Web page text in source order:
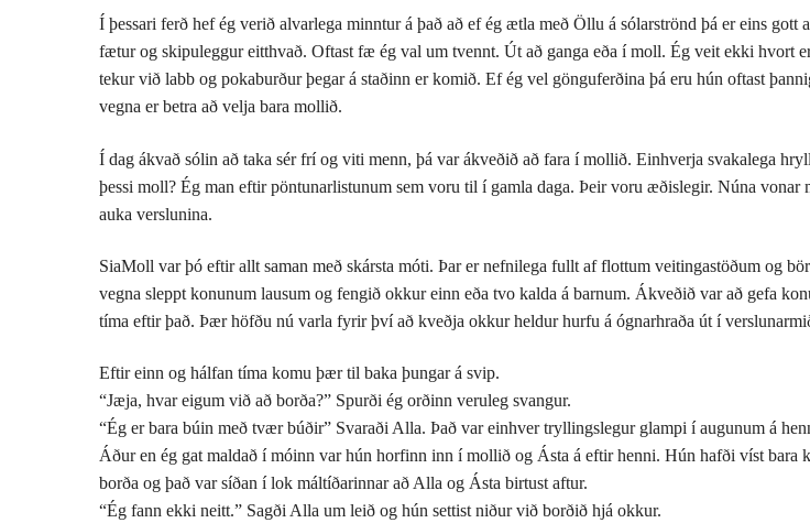
Í þessari ferð hef ég verið alvarlega minntur á það að ef ég ætla með Öllu á sólarströnd þá er eins
fætur og skipuleggur eitthvað. Oftast fæ ég val um tvennt. Út að ganga eða í moll. Ég veit ekki hvort
tekur við labb og pokaburður þegar á staðinn er komið. Ef ég vel gönguferðina þá eru hún oftast
vegna er betra að velja bara mollið.
Í dag ákvað sólin að taka sér frí og viti menn, þá var ákveðið að fara í mollið. Einhverja svakalega
þessi moll? Ég man eftir pöntunarlistunum sem voru til í gamla daga. Þeir voru æðislegir. Núna
auka verslunina.
SiaMoll var þó eftir allt saman með skársta móti. Þar er nefnilega fullt af flottum veitingastöðum og
vegna sleppt konunum lausum og fengið okkur einn eða tvo kalda á barnum. Ákveðið var að gefa
tíma eftir það. Þær höfðu nú varla fyrir því að kveðja okkur heldur hurfu á ógnarhraða út í
Eftir einn og hálfan tíma komu þær til baka þungar á svip.
“Jæja, hvar eigum við að borða?” Spurði ég orðinn veruleg svangur.
“Ég er bara búin með tvær búðir” Svaraði Alla. Það var einhver tryllingslegur glampi í augunum á
Áður en ég gat maldað í móinn var hún horfinn inn í mollið og Ásta á eftir henni. Hún hafði víst bara
borða og það var síðan í lok máltíðarinnar að Alla og Ásta birtust aftur.
“Ég fann ekki neitt.” Sagði Alla um leið og hún settist niður við borðið hjá okkur.